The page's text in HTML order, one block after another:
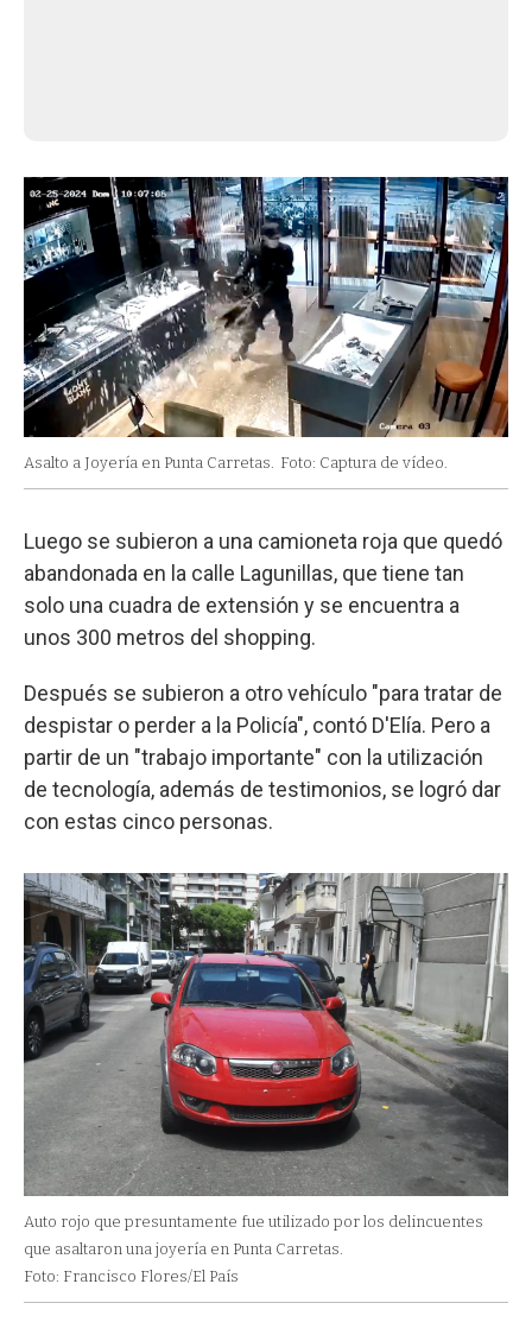
Asalto a Joyería en Punta Carretas. Foto: Captura de vídeo.
Luego se subieron a una camioneta roja que quedó
abandonada en la calle Lagunillas, que tiene tan
solo una cuadra de extensión y se encuentra a
unos 300 metros del shopping.
Después se subieron a otro vehículo "para tratar de
despistar o perder a la Policía", contó D'Elía. Pero a
partir de un "trabajo importante" con la utilización
de tecnología, además de testimonios, se logró dar
con estas cinco personas.
Auto rojo que presuntamente fue utilizado por los delincuentes
que asaltaron una joyería en Punta Carretas.
Foto: Francisco Flores/El País